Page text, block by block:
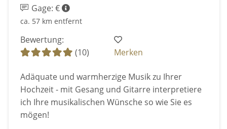
Gage: €
ca. 57 km entfernt
Bewertung:
(10)
Merken
Adäquate und warmherzige Musik zu Ihrer
Hochzeit - mit Gesang und Gitarre interpretiere
ich Ihre musikalischen Wünsche so wie Sie es
mögen!